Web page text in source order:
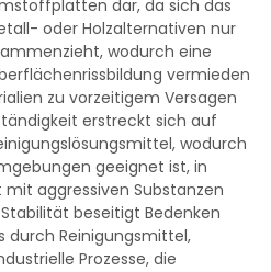
dar, da sich das
oder Holzalternativen nur
wodurch eine
vermieden
zu vorzeitigem Versagen
erstreckt sich auf
wodurch
geeignet ist, in
aggressiven Substanzen
beseitigt Bedenken
durch Reinigungsmittel,
Prozesse, die